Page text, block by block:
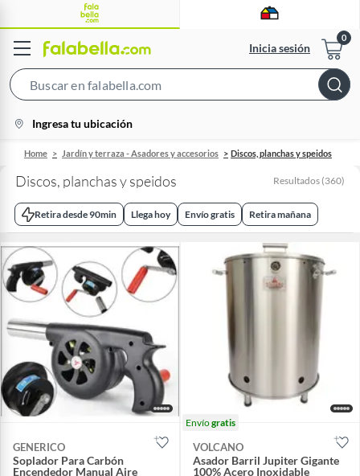
Inicia sesión
Bar
location-
icon
Ingresa tu ubicación
Home Jardín y terraza - Asadores y accesorios Discos, planchas y speidos
Discos, planchas y speidos Resultados (360)
Retira desde 90min Llega hoy Envío gratis Retira mañana
GENERICO
Soplador Para Carbón
Encendedor Manual Aire
Envíogratis
VOLCANO
Asador Barril Jupiter Gigante
100% Acero Inoxidable